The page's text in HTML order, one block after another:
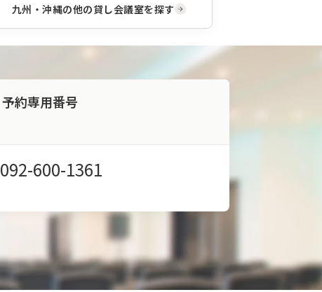
九州・沖縄の他の貸し会議室を探す
予約専用番号
092-600-1361